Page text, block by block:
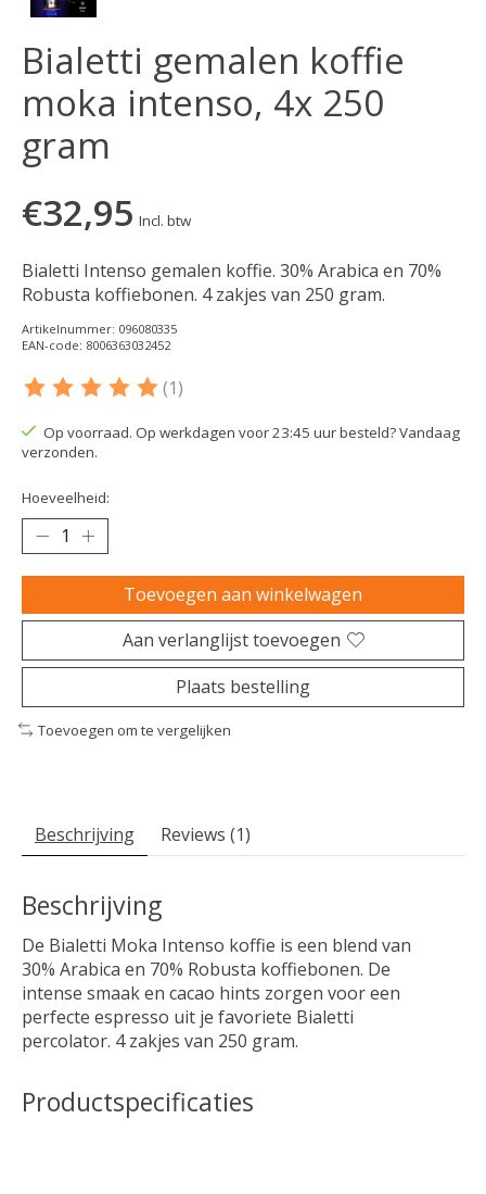
Bialetti gemalen koffie
moka intenso, 4x 250
gram
€32,95 Incl. btw
Bialetti Intenso gemalen koffie. 30% Arabica en 70%
Robusta koffiebonen. 4 zakjes van 250 gram.
Artikelnummer: 096080335
EAN-code: 8006363032452
De beoordeling van dit product is
(1)
Op voorraad. Op werkdagen voor 23:45 uur besteld? Vandaag
verzonden.
Hoeveelheid:
Toevoegen aan winkelwagen
Aan verlanglijst toevoegen
Plaats bestelling
Toevoegen om te vergelijken
Beschrijving Reviews (1)
Beschrijving
De Bialetti Moka Intenso koffie is een blend van
30% Arabica en 70% Robusta koffiebonen. De
intense smaak en cacao hints zorgen voor een
perfecte espresso uit je favoriete Bialetti
percolator. 4 zakjes van 250 gram.
Productspecificaties